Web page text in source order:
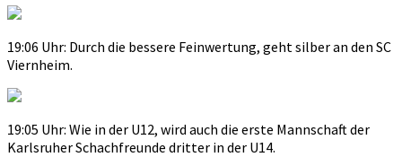
19:06 Uhr: Durch die bessere Feinwertung, geht silber an den SC
Viernheim.
19:05 Uhr: Wie in der U12, wird auch die erste Mannschaft der
Karlsruher Schachfreunde dritter in der U14.